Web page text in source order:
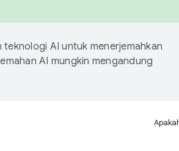
AI untuk menerjemahkan
AI mungkin mengandung